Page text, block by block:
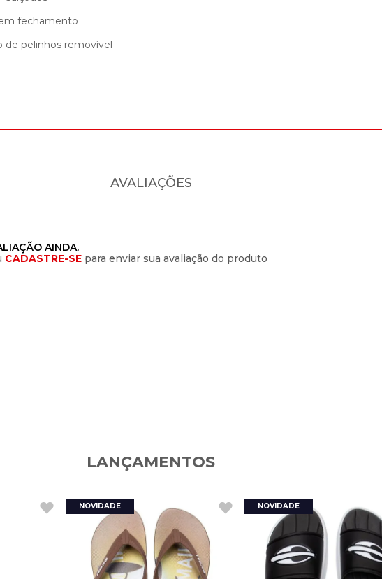
fechamento
de pelinhos removível
AVALIAÇÕES
AINDA.
CADASTRE-SE para enviar sua avaliação do produto
LANÇAMENTOS